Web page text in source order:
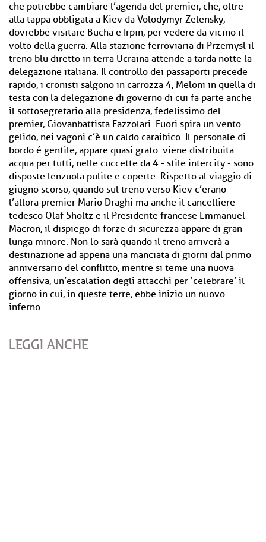
che potrebbe cambiare l’agenda del premier, che, oltre
alla tappa obbligata a Kiev da Volodymyr Zelensky,
dovrebbe visitare Bucha e Irpin, per vedere da vicino il
volto della guerra. Alla stazione ferroviaria di Przemysl il
treno blu diretto in terra Ucraina attende a tarda notte la
delegazione italiana. Il controllo dei passaporti precede
rapido, i cronisti salgono in carrozza 4, Meloni in quella di
testa con la delegazione di governo di cui fa parte anche
il sottosegretario alla presidenza, fedelissimo del
premier, Giovanbattista Fazzolari. Fuori spira un vento
gelido, nei vagoni c’è un caldo caraibico. Il personale di
bordo é gentile, appare quasi grato: viene distribuita
acqua per tutti, nelle cuccette da 4 - stile intercity - sono
disposte lenzuola pulite e coperte. Rispetto al viaggio di
giugno scorso, quando sul treno verso Kiev c’erano
l’allora premier Mario Draghi ma anche il cancelliere
tedesco Olaf Sholtz e il Presidente francese Emmanuel
Macron, il dispiego di forze di sicurezza appare di gran
lunga minore. Non lo sarà quando il treno arriverà a
destinazione ad appena una manciata di giorni dal primo
anniversario del conflitto, mentre si teme una nuova
offensiva, un’escalation degli attacchi per ‘celebrare’ il
giorno in cui, in queste terre, ebbe inizio un nuovo
inferno.
LEGGI ANCHE